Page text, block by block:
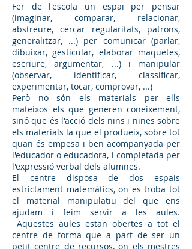
Fer de l'escola un espai per pensar
(imaginar, comparar, relacionar,
abstreure, cercar regularitats, patrons,
generalitzar, ...) per comunicar (parlar,
dibuixar, gesticular, elaborar maquetes,
escriure, argumentar, ...) i manipular
(observar, identificar, classificar,
experimentar, tocar, comprovar, ...)
Però no són els materials per ells
mateixos els que generen coneixement,
sinó que és l'acció dels nins i nines sobre
els materials la que el produeix, sobre tot
quan és empesa i ben acompanyada per
l'educador o educadora, i completada per
l'expressió verbal dels alumnes.
El centre disposa de dos espais
estrictament matemàtics, on es troba tot
el material manipulatiu del que ens
ajudam i feim servir a les aules.
Aquestes aules estan obertes a tot el
centre de forma que a part de ser un
petit centre de recursos, on els mestres